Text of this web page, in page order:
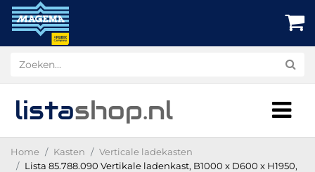
listashop.nl
Home Kasten
Verticale ladekasten
Lista 85.788.090 Vertikale ladenkast, B1000 x D600 x H1950,